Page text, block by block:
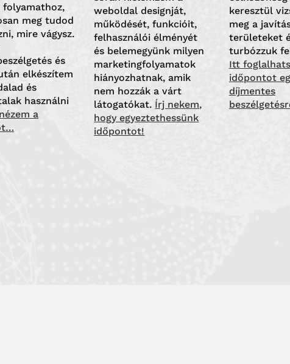
folyamathoz,
meg tudod
mire vágysz.
és
elkészítem
és
használni
a
weboldal designját,
működését, funkcióit,
felhasználói élményét
és belemegyünk milyen
marketingfolyamatok
hiányozhatnak, amik
nem hozzák a várt
látogatókat. Írj nekem,
hogy egyeztethessünk
időpontot!
keresztül
meg a
területeket
turbózzuk
Itt
időpontot
díjmentes